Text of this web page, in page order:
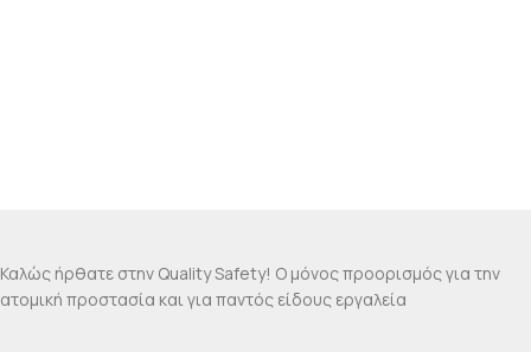
Καλώς ήρθατε στην Quality Safety! Ο μόνος προορισμός για την
ατομική προστασία και για παντός είδους εργαλεία